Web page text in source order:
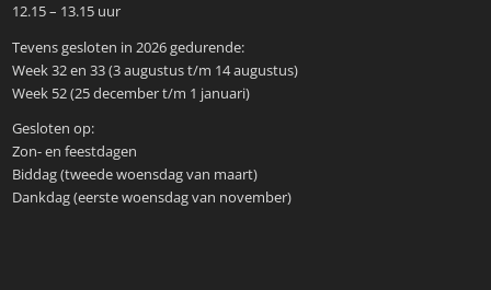
12.15 – 13.15 uur
Tevens gesloten in 2026 gedurende:
Week 32 en 33 (3 augustus t/m 14 augustus)
Week 52 (25 december t/m 1 januari)
Gesloten op:
Zon- en feestdagen
Biddag (tweede woensdag van maart)
Dankdag (eerste woensdag van november)